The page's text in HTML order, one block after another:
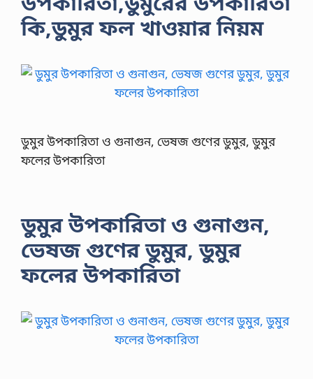
কি,ডুমুর ফল খাওয়ার নিয়ম
ডুমুর উপকারিতা ও গুনাগুন, ভেষজ গুণের ডুমুর, ডুমুর
ফলের উপকারিতা
ডুমুর উপকারিতা ও গুনাগুন,
ভেষজ গুণের ডুমুর, ডুমুর
ফলের উপকারিতা